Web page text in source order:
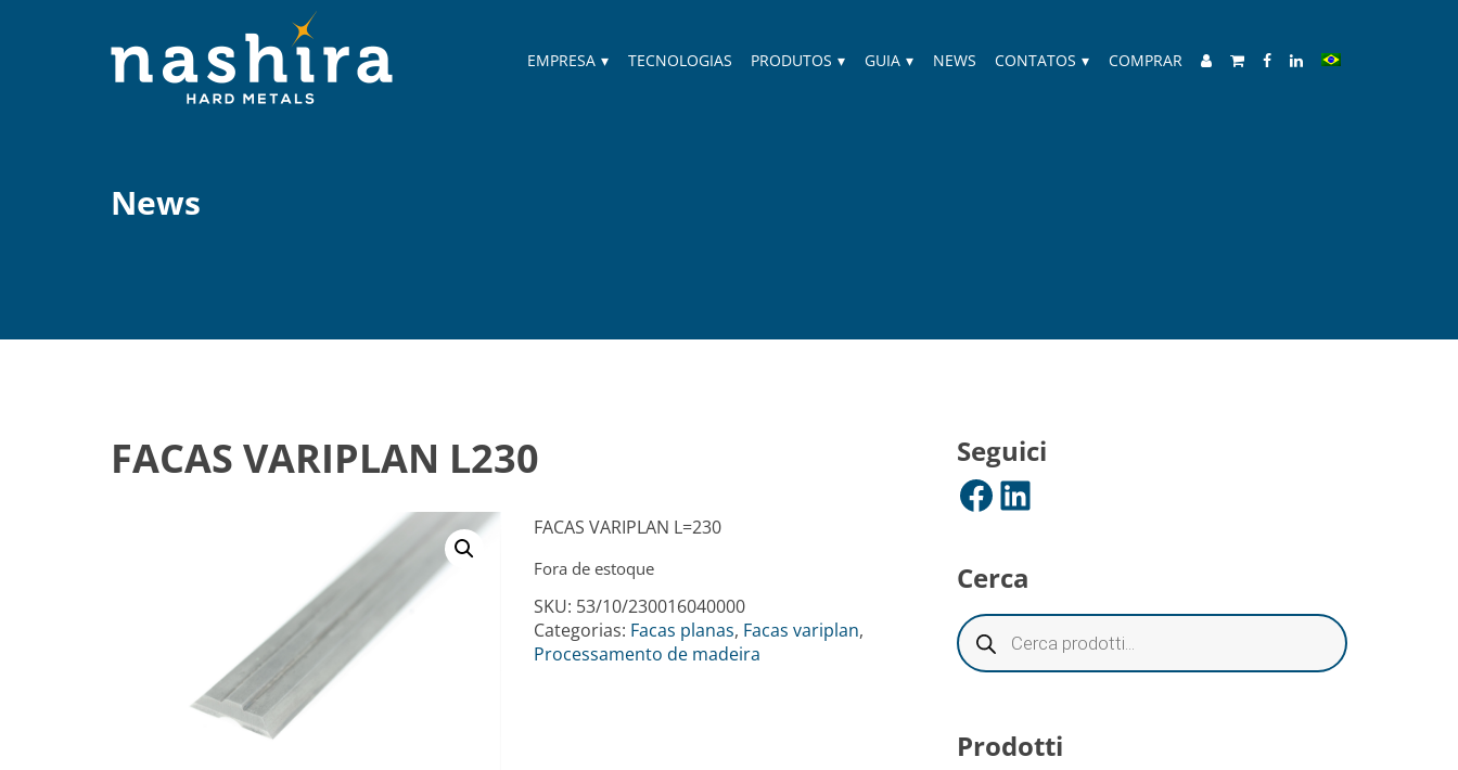
EMPRESA ▾ TECNOLOGIAS PRODUTOS ▾ GUIA ▾ NEWS CONTATOS ▾ COMPRAR
News
FACAS VARIPLAN L230
FACAS VARIPLAN L=230
Fora de estoque
SKU: 53/10/230016040000
Categorias: Facas planas, Facas variplan,
Processamento de madeira
Seguici
Facebook LinkedIn
Cerca
Prodotti